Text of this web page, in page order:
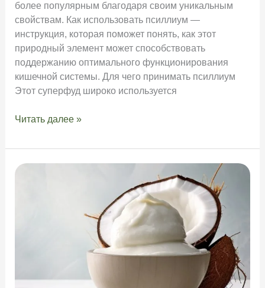
более популярным благодаря своим уникальным
свойствам. Как использовать псиллиум —
инструкция, которая поможет понять, как этот
природный элемент может способствовать
поддержанию оптимального функционирования
кишечной системы. Для чего принимать псиллиум
Этот суперфуд широко используется
Псиллиум
инструкция
применению
Читать далее »